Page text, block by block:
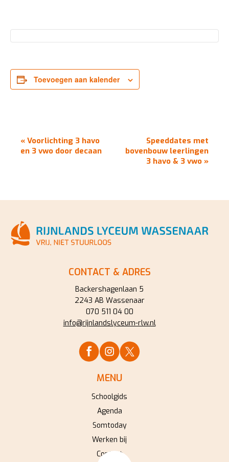
Toevoegen aan kalender
EVENEMENT
NAVIGATIE
« Voorlichting 3 havo
en 3 vwo door decaan
Speeddates met
bovenbouw leerlingen
3 havo & 3 vwo »
CONTACT & ADRES
Backershagenlaan 5
2243 AB Wassenaar
070 511 04 00
info@rijnlandslyceum-rlw.nl
MENU
Schoolgids
Agenda
Somtoday
Werken bij
Contact